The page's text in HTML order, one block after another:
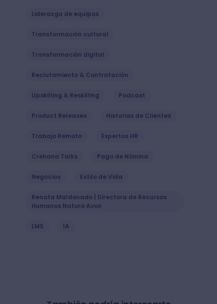
Liderazgo de equipos
Transformación cultural
Transformación digital
Reclutamiento & Contratación
Upskilling & Reskilling Podcast
Product Releases Historias de Clientes
Trabajo Remoto Expertos HR
Crehana Talks Pago de Nómina
Negocios Estilo de Vida
Renata Maldonado | Directora de Recursos
Humanos Natura Avon
LMS IA